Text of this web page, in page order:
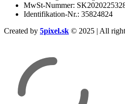
MwSt-Nummer:
Identifikation-Nr.: 35824824
Created by 5pixel.sk © 2025 | All